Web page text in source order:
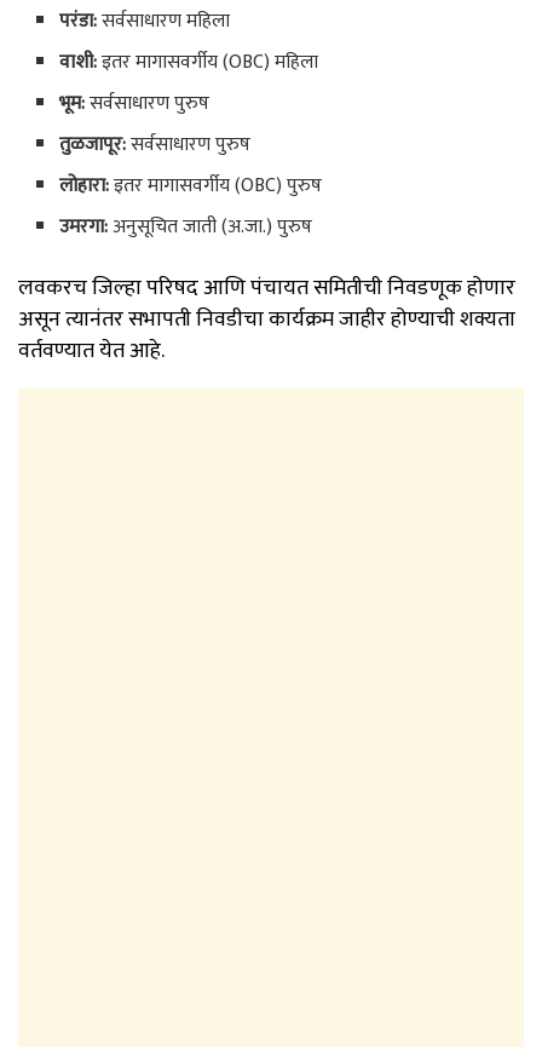
परंडा:सर्वसाधारण महिला
वाशी:इतर मागासवर्गीय (OBC) महिला
भूम:सर्वसाधारण पुरुष
तुळजापूर:सर्वसाधारण पुरुष
लोहारा:इतर मागासवर्गीय (OBC) पुरुष
उमरगा:अनुसूचित जाती (अ.जा.) पुरुष
लवकरच जिल्हा परिषद आणि पंचायत समितीची निवडणूक होणार
असून त्यानंतर सभापती निवडीचा कार्यक्रम जाहीर होण्याची शक्यता
वर्तवण्यात येत आहे.